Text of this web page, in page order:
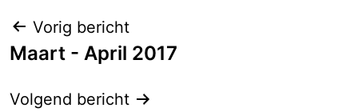
Berichtnavigatie
Vorig bericht
Maart - April 2017
Volgend bericht